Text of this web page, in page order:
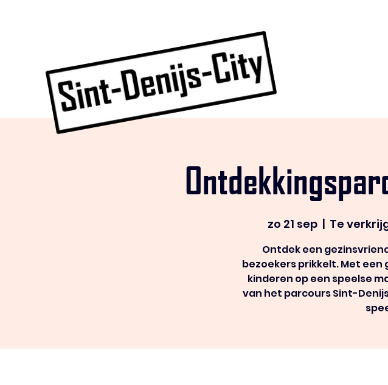
zo 21 sep
  |
Te
Ontdek een
bezoekers prikkelt. Met
kinderen op een speelse
van het parcours Sint-